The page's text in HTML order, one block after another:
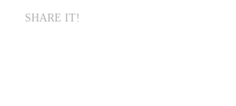
SHARE IT!